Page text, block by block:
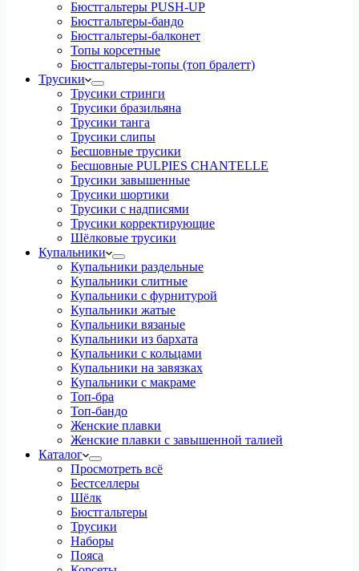
Бюстгальтеры PUSH-UP
Бюстгальтеры-бандо
Бюстгальтеры-балконет
Топы корсетные
Бюстгальтеры-топы (топ бралетт)
Трусики
Трусики стринги
Трусики бразильяна
Трусики танга
Трусики слипы
Бесшовные трусики
Бесшовные PULPIES CHANTELLE
Трусики завышенные
Трусики шортики
Трусики с надписями
Трусики корректирующие
Шёлковые трусики
Купальники
Купальники раздельные
Купальники слитные
Купальники с фурнитурой
Купальники жатые
Купальники вязаные
Купальники из бархата
Купальники с кольцами
Купальники на завязках
Купальники с макраме
Топ-бра
Топ-бандо
Женские плавки
Женские плавки с завышенной талией
Каталог
Просмотреть всё
Бестселлеры
Шёлк
Бюстгальтеры
Трусики
Наборы
Пояса